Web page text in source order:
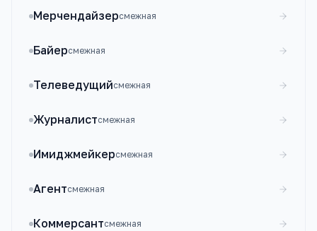
Мерчендайзерсмежная
Байерсмежная
Телеведущийсмежная
Журналистсмежная
Имиджмейкерсмежная
Агентсмежная
Коммерсантсмежная